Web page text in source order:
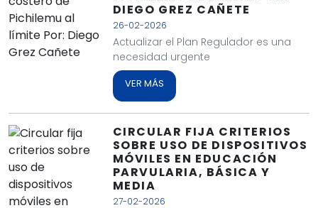
DIEGO GREZ CAÑETE
26-02-2026
Actualizar el Plan Regulador es una
necesidad urgente
VER MÁS
CIRCULAR FIJA CRITERIOS
SOBRE USO DE DISPOSITIVOS
MÓVILES EN EDUCACIÓN
PARVULARIA, BÁSICA Y
MEDIA
27-02-2026